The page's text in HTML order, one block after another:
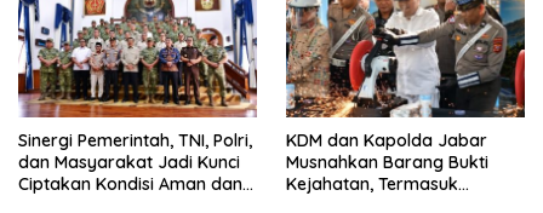
Sinergi Pemerintah, TNI, Polri,
dan Masyarakat Jadi Kunci
Ciptakan Kondisi Aman dan
KDM dan Kapolda Jabar
Musnahkan Barang Bukti
Kejahatan, Termasuk